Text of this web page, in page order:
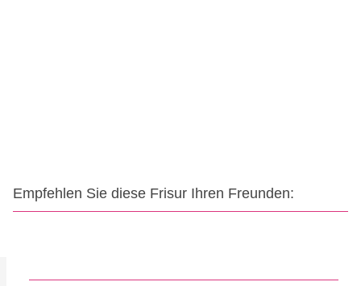
Empfehlen Sie diese Frisur Ihren Freunden: